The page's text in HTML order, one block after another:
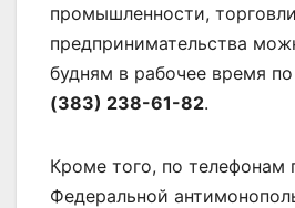
промышленности,
предпринимательства
будням в рабочее время
(383) 238-61-82.
Кроме того, по телефонам
Федеральной